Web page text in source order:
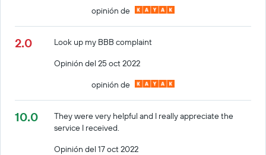
opinión de
2.0
Look up my BBB complaint
Opinión del 25 oct 2022
opinión de
10.0
They were very helpful and I really appreciate the
service I received.
Opinión del 17 oct 2022